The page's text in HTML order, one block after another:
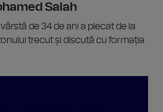
Salah
de 34 de ani a plecat de la
trecut și discută cu formația